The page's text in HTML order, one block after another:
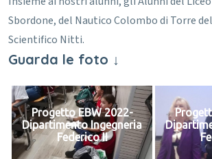
Sbordone, del Nautico Colombo di Torre
Scientifico Nitti.
Guarda le foto ↓
Progetto EBW 2022-
Dipartimento Ingegneria
Federico II